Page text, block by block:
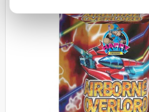
исполнению
подтверждающего
менеджера.